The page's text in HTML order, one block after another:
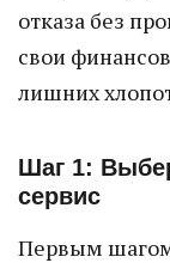
отказа без
свои
лишних
Шаг 1:
сервис
Первым